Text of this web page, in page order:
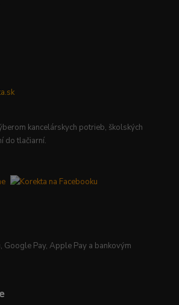
kancelárskych potrieb, školských
do tlačiarní.
Google Pay, Apple Pay a bankovým